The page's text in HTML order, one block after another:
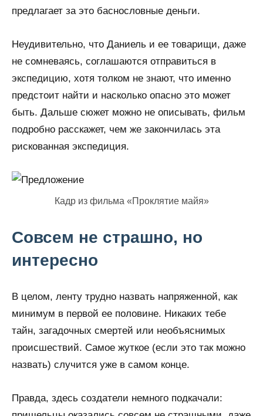
предлагает за это баснословные деньги.
Неудивительно, что Даниель и ее товарищи, даже
не сомневаясь, соглашаются отправиться в
экспедицию, хотя толком не знают, что именно
предстоит найти и насколько опасно это может
быть. Дальше сюжет можно не описывать, фильм
подробно расскажет, чем же закончилась эта
рискованная экспедиция.
Кадр из фильма «Проклятие майя»
Совсем не страшно, но
интересно
В целом, ленту трудно назвать напряженной, как
минимум в первой ее половине. Никаких тебе
тайн, загадочных смертей или необъяснимых
происшествий. Самое жуткое (если это так можно
назвать) случится уже в самом конце.
Правда, здесь создатели немного подкачали: